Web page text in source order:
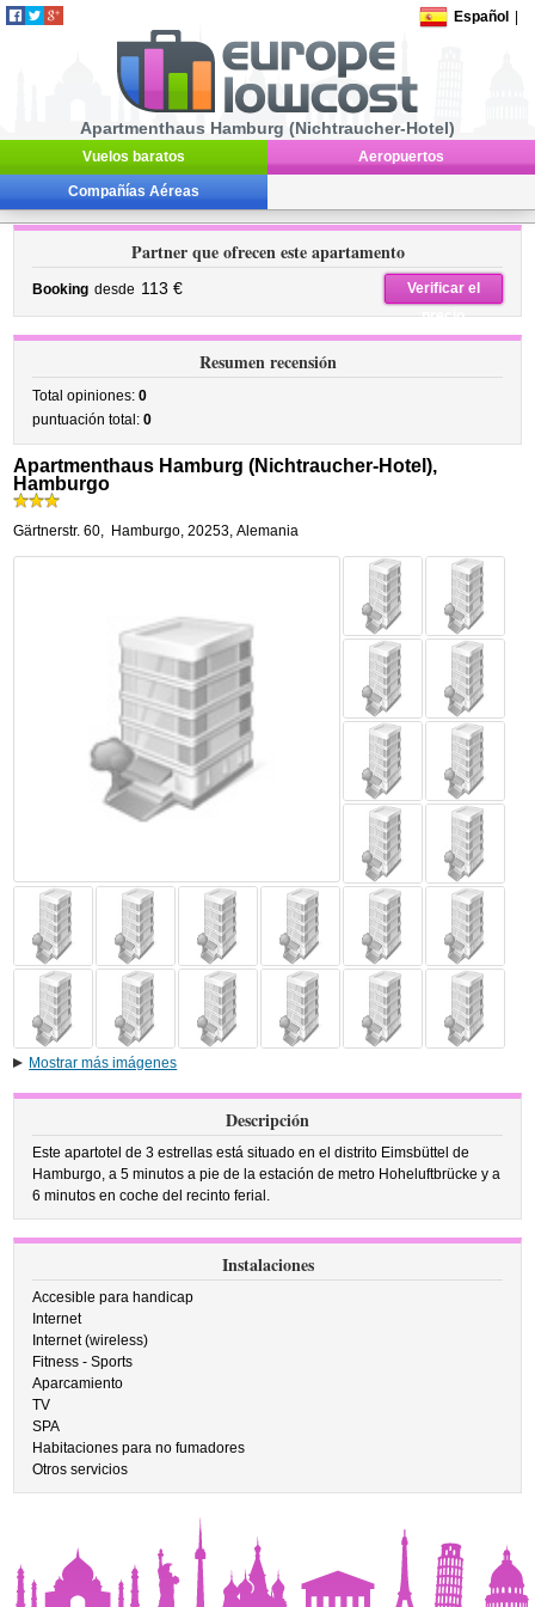
Español
Apartmenthaus Hamburg (Nichtraucher-Hotel)
Vuelos baratos Aeropuertos
Compañías Aéreas
Partner que ofrecen este apartamento
Booking desde 113 €
Verificar el
precio
Resumen recensión
Total opiniones:0
puntuación total:0
Apartmenthaus Hamburg (Nichtraucher-Hotel),
Hamburgo
Gärtnerstr. 60, Hamburgo,20253, Alemania
Mostrar más imágenes
Descripción
Este apartotel de 3 estrellas está situado en el distrito Eimsbüttel de
Hamburgo, a 5 minutos a pie de la estación de metro Hoheluftbrücke y a
6 minutos en coche del recinto ferial.
Instalaciones
Accesible para handicap
Internet
Internet (wireless)
Fitness - Sports
Aparcamiento
TV
SPA
Habitaciones para no fumadores
Otros servicios